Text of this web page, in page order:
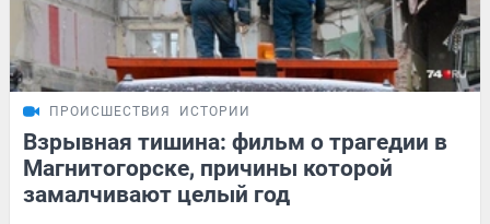
ПРОИСШЕСТВИЯ ИСТОРИИ
Взрывная тишина: фильм о трагедии в
Магнитогорске, причины которой
замалчивают целый год